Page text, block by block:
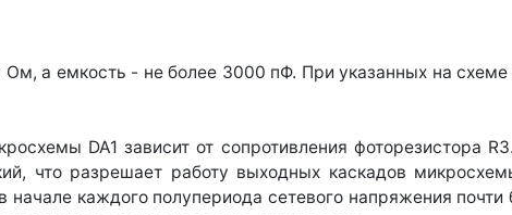
а емкость - не более 3000 пФ. При указанных на
DA1 зависит от сопротивления фоторезистора
что разрешает работу выходных каскадов
каждого полупериода сетевого напряжения